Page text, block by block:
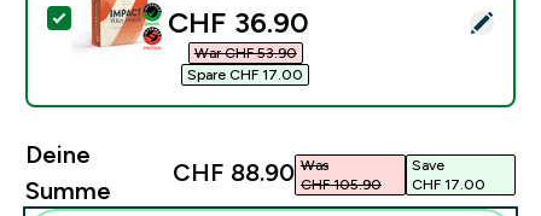
Dieses Produkt ausw�hlen - Impact Whey Protein -
discounted price
CHF 36.90‎
War CHF 53.90‎
Spare CHF 17.00‎
Deine
Summe
CHF 88.90‎ Was
CHF 105.90‎
Save
CHF 17.00‎